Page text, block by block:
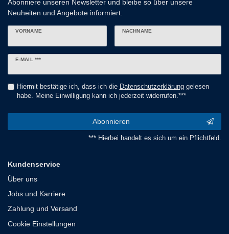
Abonniere unseren Newsletter und bleibe so über unsere
Neuheiten und Angebote informiert.
VORNAME NACHNAME
E-MAIL ***
Newsletter
Hiermit bestätige ich, dass ich die Daten­schutz­erklärunggelesen
habe. Meine Einwilligung kann ich jederzeit widerrufen.***
Abonnieren
*** Hierbei handelt es sich um ein Pflichtfeld.
Kundenservice
Über uns
Jobs und Karriere
Zahlung und Versand
Cookie Einstellungen